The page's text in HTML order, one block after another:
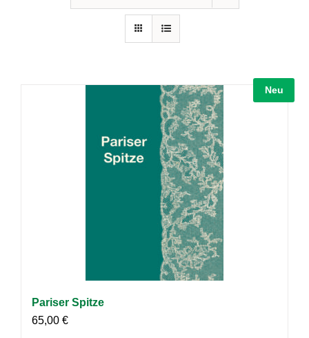
Neu
Pariser Spitze
65,00 €